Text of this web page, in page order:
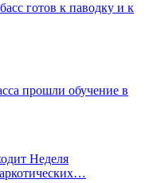
готов к паводку и к
прошли обучение в
Неделя